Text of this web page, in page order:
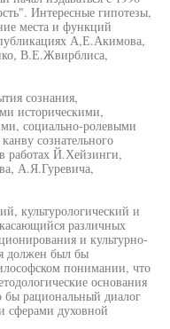
Интересные гипотезы,
места и функций
А,Е.Акимова,
В.Е.Жвирблиса,
сознания,
историческими,
социально-ролевыми
сознательного
работах Й.Хейзинги,
А.Я.Гуревича,
культурологический и
различных
и культурно-
должен был бы
понимании, что
основания
бы рациональный диалог
сферами духовной